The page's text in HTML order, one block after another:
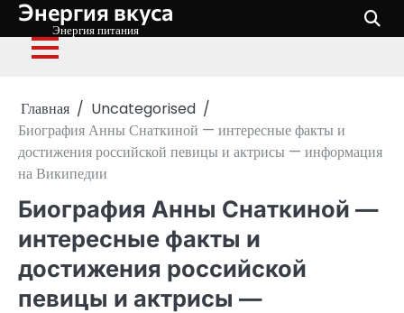
Перейти
содержимому
Энергия вкуса
Энергия питания
Главная
Uncategorised
Биография Анны Снаткиной — интересные факты и
достижения российской певицы и актрисы — информация
на Википедии
Биография Анны Снаткиной —
интересные факты и
достижения российской
певицы и актрисы —